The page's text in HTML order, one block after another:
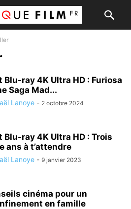
Blu-ray 4K Ultra HD : Furiosa
Saga Mad...
Lanoye - 2 octobre 2024
Blu-ray 4K Ultra HD : Trois
ans à t’attendre
Lanoye - 9 janvier 2023
cinéma pour un
en famille